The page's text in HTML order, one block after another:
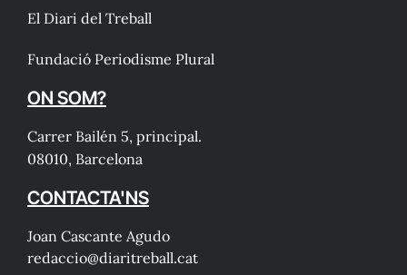
El Diari del Treball
Fundació Periodisme Plural
ON SOM?
Carrer Bailén 5, principal.
08010, Barcelona
CONTACTA'NS
Joan Cascante Agudo
redaccio@diaritreball.cat